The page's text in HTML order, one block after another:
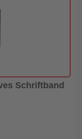
Schriftband